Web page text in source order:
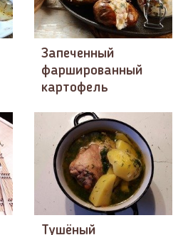
Запеченный
фаршированный
картофель
Тушёный